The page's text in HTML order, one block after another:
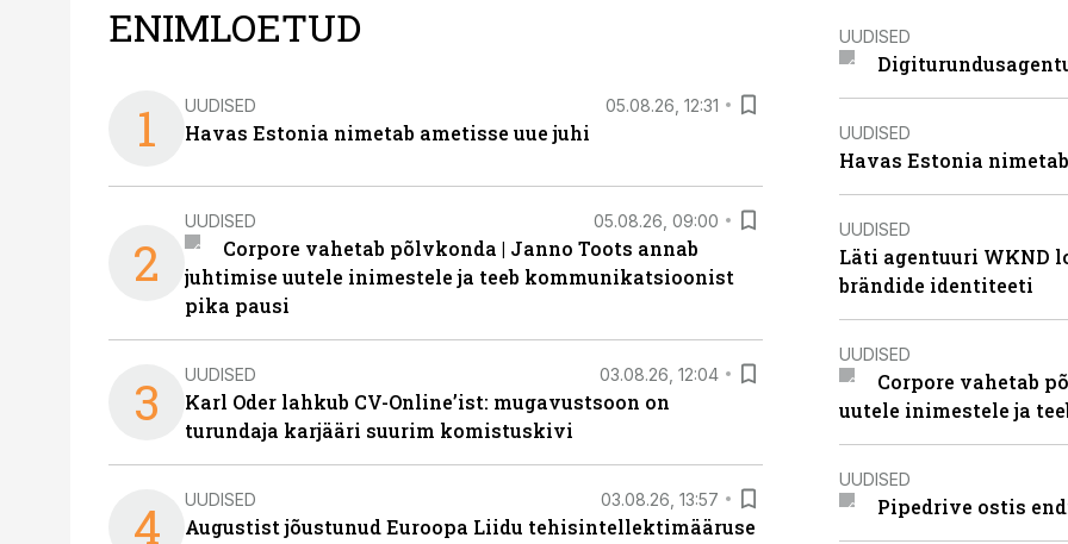
ENIMLOETUD
1 UUDISED 05.08.26, 12:31
Havas Estonia nimetab ametisse uue juhi
2
UUDISED 05.08.26, 09:00
Corpore vahetab põlvkonda | Janno Toots annab
juhtimise uutele inimestele ja teeb kommunikatsioonist
pika pausi
3 UUDISED 03.08.26, 12:04
Karl Oder lahkub CV-Online’ist: mugavustsoon on
turundaja karjääri suurim komistuskivi
4 UUDISED 03.08.26, 13:57
Augustist jõustunud Euroopa Liidu tehisintellektimääruse
UUDISED
UUDISED
Havas Estonia
UUDISED
Läti agentuuri WKND
brändide identiteeti
UUDISED
Corpore vahetab
uutele inimestele ja
UUDISED
Pipedrive ostis